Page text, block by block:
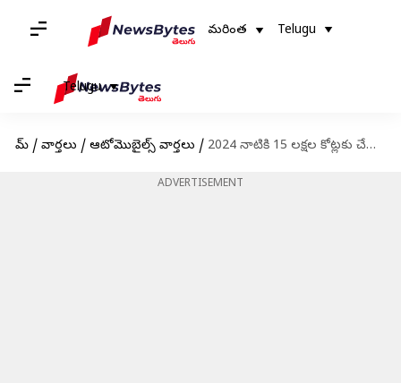
మరింత Telugu
Telugu
హోమ్ / వార్తలు / ఆటోమొబైల్స్ వార్తలు / 2024 నాటికి 15 లక్షల కోట్లకు చేరుకునే లక్ష్యం దిశగా భారతీయ ఆటోమొబైల్ మార్కెట్: నితిన్ గడ్కరీ
ADVERTISEMENT